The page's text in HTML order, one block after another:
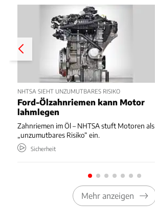
NHTSA SIEHT UNZUMUTBARES RISIKO
Ford-Ölzahnriemen kann Motor
lahmlegen
Zahnriemen im Öl – NHTSA stuft Motoren als
„unzumutbares Risiko“ ein.
Sicherheit
Mehr anzeigen